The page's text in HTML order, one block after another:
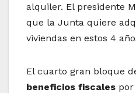
alquiler. El presidente
que la Junta quiere
viviendas en estos 4
El cuarto gran bloque
beneficios fiscales por